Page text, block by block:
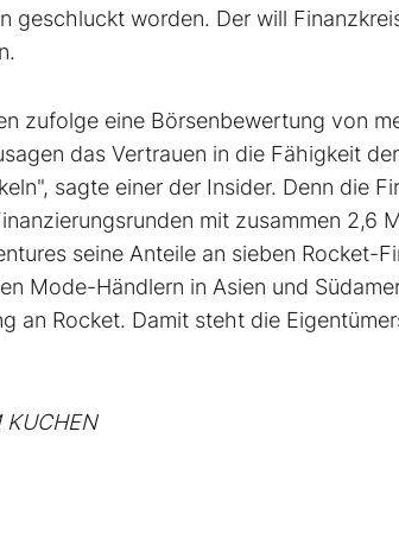
geschluckt worden. Der will
zufolge eine Börsenbewertung von
das Vertrauen in die Fähigkeit
sagte einer der Insider. Denn die
mit zusammen 2,6
seine Anteile an sieben Rocket-
Mode-Händlern in Asien und
an Rocket. Damit steht die
KUCHEN